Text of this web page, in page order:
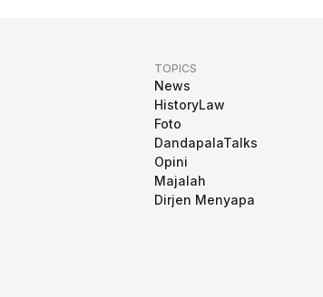
TOPICS
News
HistoryLaw
Foto
DandapalaTalks
Opini
Majalah
Dirjen Menyapa